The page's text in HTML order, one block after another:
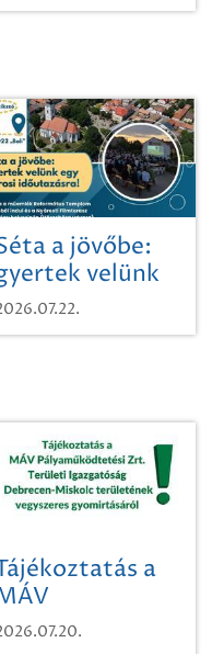
a jövőbe:
velünk
városi
a